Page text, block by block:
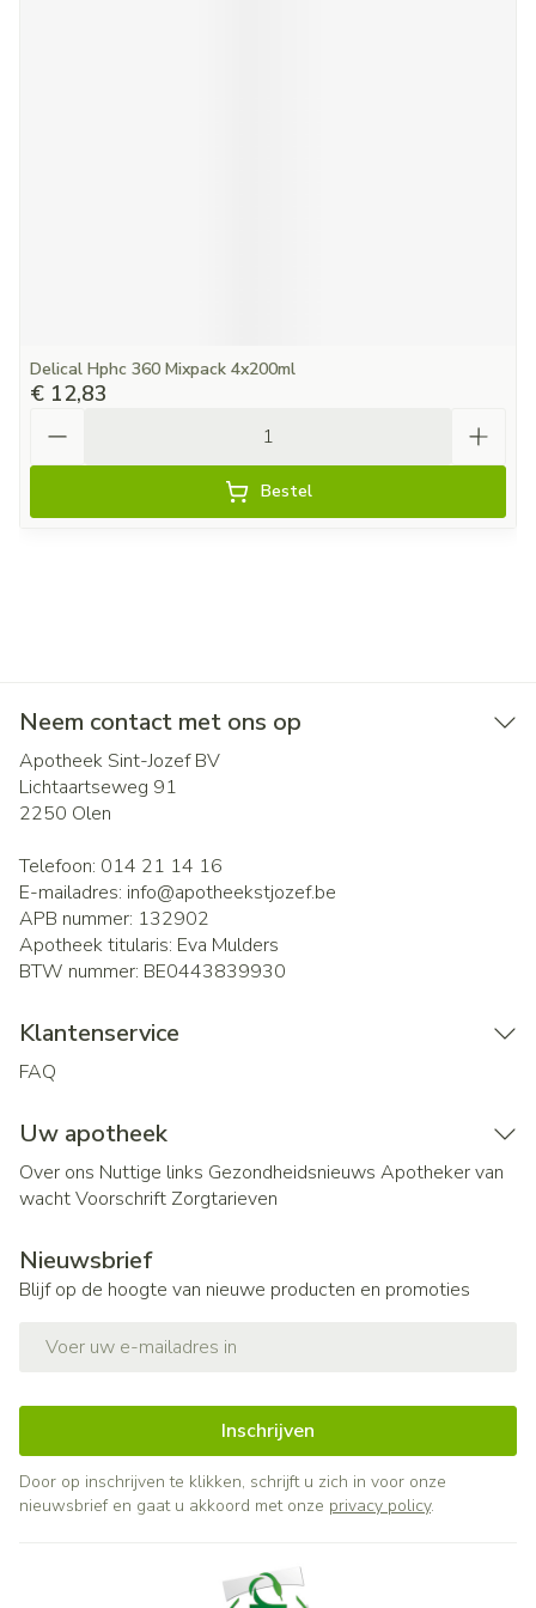
Delical Hphc 360 Mixpack 4x200ml
€ 12,83
Bestel
Neem contact met ons op
Apotheek Sint-Jozef BV
Lichtaartseweg 91
2250 Olen
Telefoon: 014 21 14 16
E-mailadres: info@apotheekstjozef.be
APB nummer: 132902
Apotheek titularis: Eva Mulders
BTW nummer: BE0443839930
Klantenservice
FAQ
Uw apotheek
Over ons Nuttige links Gezondheidsnieuws Apotheker van
wachtVoorschrift Zorgtarieven
Nieuwsbrief
Blijf op de hoogte van nieuwe producten en promoties
Inschrijven
Door op inschrijven te klikken, schrijft u zich in voor onze
nieuwsbrief en gaat u akkoord met onze privacy policy.